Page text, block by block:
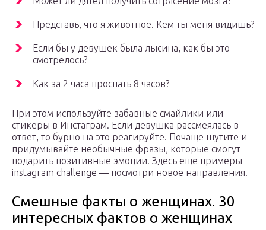
Представь, что я животное. Кем ты меня видишь?
Если бы у девушек была лысина, как бы это
смотрелось?
Как за 2 часа проспать 8 часов?
При этом используйте забавные смайлики или
стикеры в Инстаграм. Если девушка рассмеялась в
ответ, то бурно на это реагируйте. Почаще шутите и
придумывайте необычные фразы, которые смогут
подарить позитивные эмоции. Здесь еще примеры
instagram challenge — посмотри новое направления.
Смешные факты о женщинах. 30
интересных фактов о женщинах